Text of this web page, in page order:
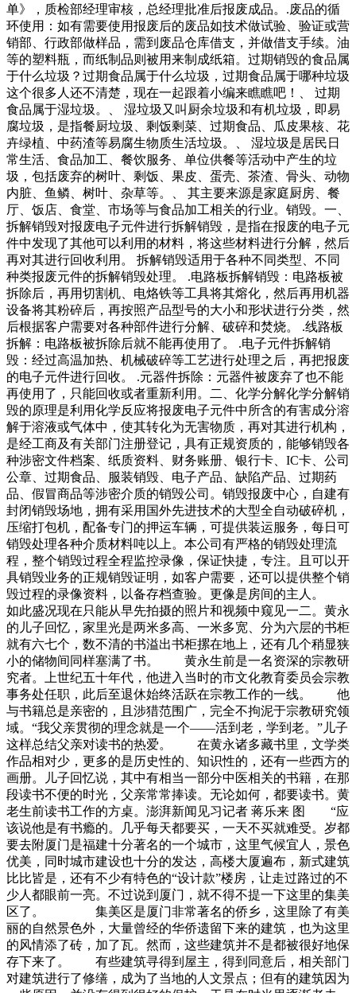
单》，质检部经理审核，总经理批准后报废成品。.废品的循
环使用：如有需要使用报废后的废品如技术做试验、验证或营
销部、行政部做样品，需到废品仓库借支，并做借支手续。油
等的塑料瓶，而纸制品则被用来制成纸箱。过期销毁的食品属
于什么垃圾？过期食品属于什么垃圾，过期食品属于哪种垃圾
这个很多人还不清楚，现在一起跟着小编来瞧瞧吧！、 过期
食品属于湿垃圾。、 湿垃圾又叫厨余垃圾和有机垃圾，即易
腐垃圾，是指餐厨垃圾、剩饭剩菜、过期食品、瓜皮果核、花
卉绿植、中药渣等易腐生物质生活垃圾。、 湿垃圾是居民日
常生活、食品加工、餐饮服务、单位供餐等活动中产生的垃
圾，包括废弃的树叶、剩饭、果皮、蛋壳、茶渣、骨头、动物
内脏、鱼鳞、树叶、杂草等。、 其主要来源是家庭厨房、餐
厅、饭店、食堂、市场等与食品加工相关的行业。销毁。一、
拆解销毁对报废电子元件进行拆解销毁，是指在报废的电子元
件中发现了其他可以利用的材料，将这些材料进行分解，然后
再对其进行回收利用。 拆解销毁适用于各种不同类型、不同
种类报废元件的拆解销毁处理。 .电路板拆解销毁：电路板被
拆除后，再用切割机、电烙铁等工具将其熔化，然后再用机器
设备将其粉碎后，再按照产品型号的大小和形状进行分类，然
后根据客户需要对各种部件进行分解、破碎和焚烧。 .线路板
拆解：电路板被拆除后就不能再使用了。 .电子元件拆解销
毁：经过高温加热、机械破碎等工艺进行处理之后，再把报废
的电子元件进行回收。 .元器件拆除：元器件被废弃了也不能
再使用了，只能回收或者重新利用。二、化学分解化学分解销
毁的原理是利用化学反应将报废电子元件中所含的有害成分溶
解于溶液或气体中，使其转化为无害物质，再对其进行机构，
是经工商及有关部门注册登记，具有正规资质的，能够销毁各
种涉密文件档案、纸质资料、财务账册、银行卡、IC卡、公司
公章、过期食品、服装销毁、电子产品、缺陷产品、过期药
品、假冒商品等涉密介质的销毁公司。销毁报废中心，自建有
封闭销毁场地，拥有采用国外先进技术的大型全自动破碎机，
压缩打包机，配备专门的押运车辆，可提供装运服务，每日可
销毁处理各种介质材料吨以上。本公司有严格的销毁处理流
程，整个销毁过程全程监控录像，保证快捷，专注。且可以开
具销毁业务的正规销毁证明，如客户需要，还可以提供整个销
毁过程的录像资料，以备存档查验。更像是房间的主人。
如此盛况现在只能从早先拍摄的照片和视频中窥见一二。黄永
的儿子回忆，家里光是两米多高、一米多宽、分为六层的书柜
就有六七个，数不清的书溢出书柜摞在地上，还有几个稍显狭
小的储物间同样塞满了书。 黄永生前是一名资深的宗教研
究者。上世纪五十年代，他进入当时的市文化教育委员会宗教
事务处任职，此后至退休始终活跃在宗教工作的一线。 他
与书籍总是亲密的，且涉猎范围广，完全不拘泥于宗教研究领
域。“我父亲贯彻的理念就是一个——活到老，学到老。”儿子
这样总结父亲对读书的热爱。 在黄永诸多藏书里，文学类
作品相对少，更多的是历史性的、知识性的，还有一些西方的
画册。儿子回忆说，其中有相当一部分中医相关的书籍，在那
段读书不便的时光，父亲常常捧读。无论如何，都要读书。黄
老生前读书工作的方桌。澎湃新闻见习记者 蒋乐来 图 “应
该说他是有书瘾的。几乎每天都要买，一天不买就难受。岁都
要去附厦门是福建十分著名的一个城市，这里气候宜人，景色
优美，同时城市建设也十分的发达，高楼大厦遍布，新式建筑
比比皆是，还有不少有特色的“设计款”楼房，让走过路过的不
少人都眼前一亮。不过说到厦门，就不得不提一下这里的集美
区了。 集美区是厦门非常著名的侨乡，这里除了有美
丽的自然景色外，大量曾经的华侨遗留下来的建筑，也为这里
的风情添了砖，加了瓦。然而，这些建筑并不是都被很好地保
存下来了。 有些建筑寻得到屋主，得到同意后，相关部门
对建筑进行了修缮，成为了当地的人文景点；但有的建筑因为